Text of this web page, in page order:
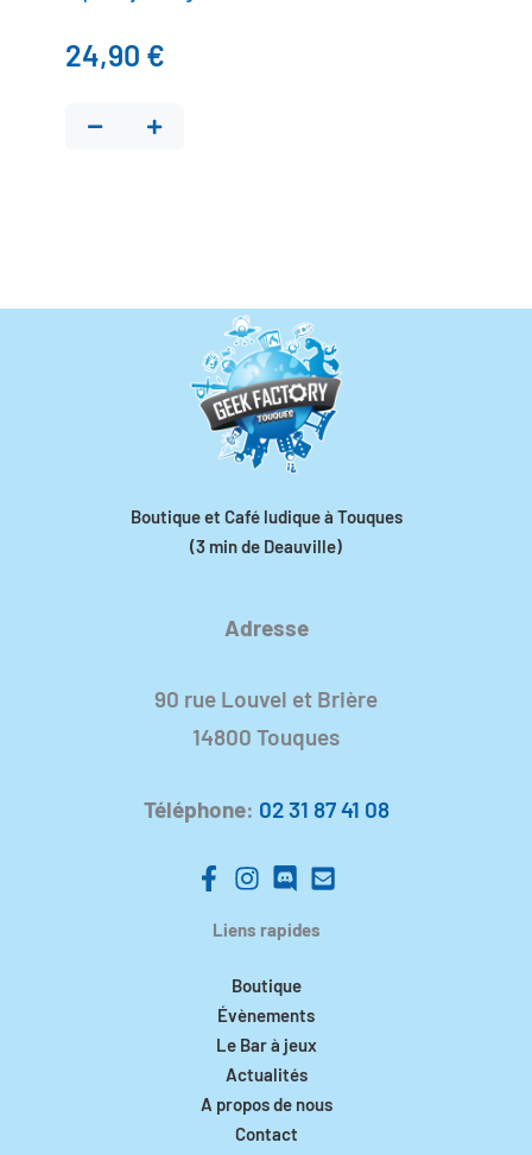
24,90 €
Boutique et Café ludique à Touques
(3 min de Deauville)
Adresse
90 rue Louvel et Brière
14800 Touques
Téléphone: 02 31 87 41 08
Liens rapides
Boutique
Évènements
Le Bar à jeux
Actualités
A propos de nous
Contact